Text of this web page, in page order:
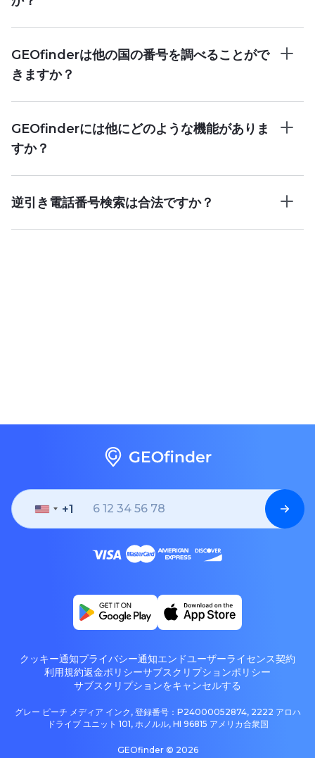
GEOfinderは他の国の番号を調べることがで
きますか？
GEOfinderには他にどのような機能がありま
すか？
逆引き電話番号検索は合法ですか？
United
+1
+1
クッキー通知プライバシー通知エンドユーザーライセンス契約
利用規約返金ポリシーサブスクリプションポリシー
サブスクリプションをキャンセルする
グレー ピーチ メディア インク, 登録番号：P24000052874, 2222 アロハ
ドライブ ユニット 101, ホノルル, HI 96815 アメリカ合衆国
GEOfinder © 2026